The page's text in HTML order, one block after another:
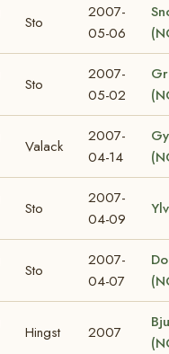
Sto
2007-
05-06
Sto
2007-
05-02
Valack
2007-
04-14
Sto
2007-
04-09
Sto
2007-
04-07
Hingst 2007